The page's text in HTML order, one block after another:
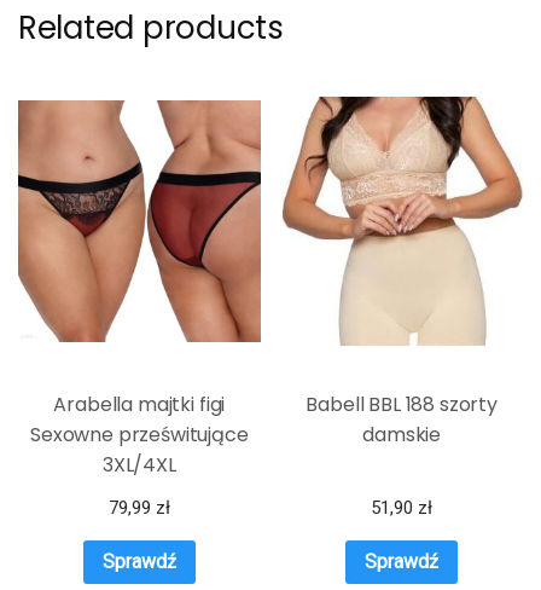
Related products
Arabella majtki figi
Sexowne prześwitujące
3XL/4XL
79,99 zł
Sprawdź
Babell BBL 188 szorty
damskie
51,90 zł
Sprawdź